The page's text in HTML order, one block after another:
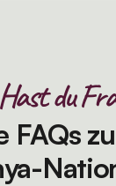
Hast du
FAQs